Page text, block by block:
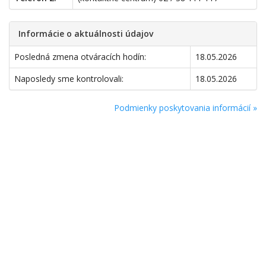
Informácie o aktuálnosti údajov
Posledná zmena otváracích hodín:
18.05.2026
Naposledy sme kontrolovali:
18.05.2026
Podmienky poskytovania informácií »